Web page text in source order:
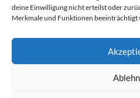
deine Einwilligung nicht erteilst oder
Merkmale und Funktionen beeinträchtigt
Tipps & Tricks